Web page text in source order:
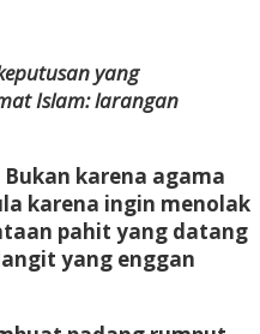
yang
Islam: larangan
Bukan karena agama
karena ingin menolak
pahit yang datang
yang enggan